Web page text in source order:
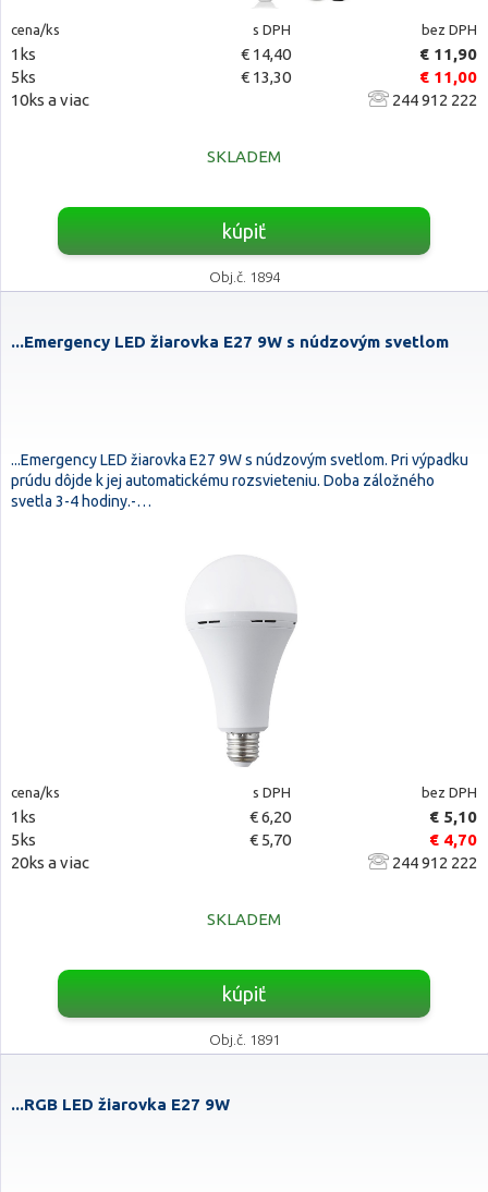
cena/ks s DPH bez DPH
1ks € 14,40
€ 11,90
5ks
€ 13,30
€ 11,00
10ks a viac
244 912 222
SKLADEM
kúpiť
Obj.č. 1894
...Emergency LED žiarovka E27 9W s núdzovým svetlom
...Emergency LED žiarovka E27 9W s núdzovým svetlom. Pri výpadku
prúdu dôjde k jej automatickému rozsvieteniu. Doba záložného
svetla 3-4 hodiny.-…
cena/ks s DPH bez DPH
1ks € 6,20
€ 5,10
5ks
€ 5,70
€ 4,70
20ks a viac
244 912 222
SKLADEM
kúpiť
Obj.č. 1891
...RGB LED žiarovka E27 9W